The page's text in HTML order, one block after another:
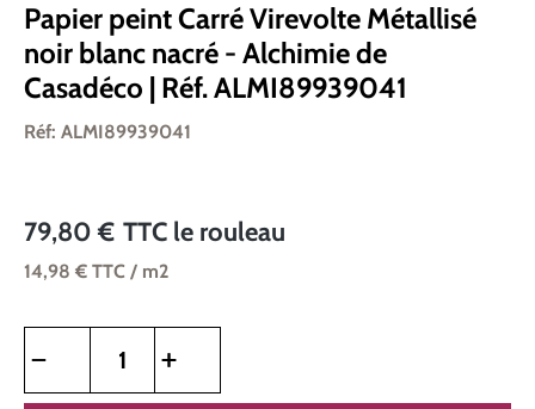
Papier peint Carré Virevolte Métallisé
noir blanc nacré - Alchimie de
Casadéco | Réf. ALMI89939041
Réf: ALMI89939041
79,80 € TTC le rouleau
14,98 € TTC / m2